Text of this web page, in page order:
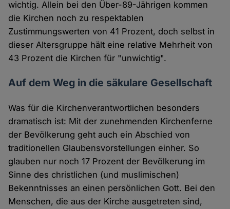
wichtig. Allein bei den Über-89-Jährigen kommen
die Kirchen noch zu respektablen
Zustimmungswerten von 41 Prozent, doch selbst in
dieser Altersgruppe hält eine relative Mehrheit von
43 Prozent die Kirchen für "unwichtig".
Auf dem Weg in die säkulare Gesellschaft
Was für die Kirchenverantwortlichen besonders
dramatisch ist: Mit der zunehmenden Kirchenferne
der Bevölkerung geht auch ein Abschied von
traditionellen Glaubensvorstellungen einher. So
glauben nur noch 17 Prozent der Bevölkerung im
Sinne des christlichen (und muslimischen)
Bekenntnisses an einen persönlichen Gott. Bei den
Menschen, die aus der Kirche ausgetreten sind,